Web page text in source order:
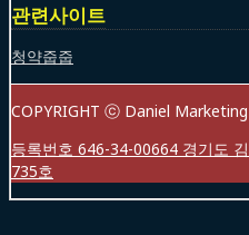
관련사이트
청약줍줍
COPYRIGHT ⓒ Daniel
등록번호 646-34-00664 경기도
735호